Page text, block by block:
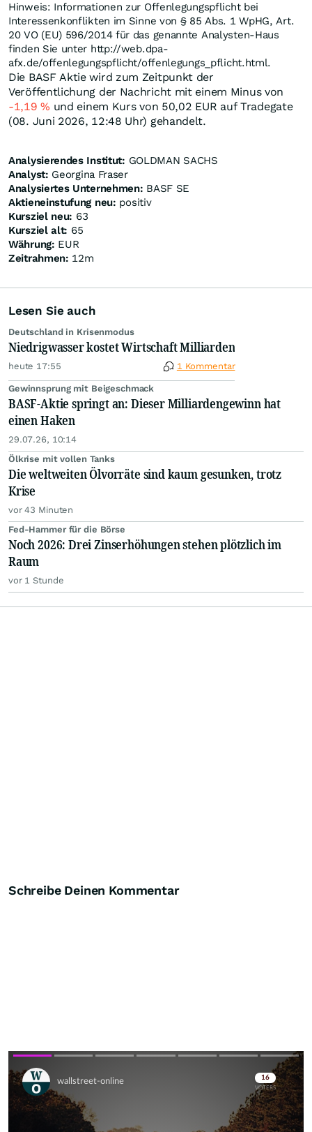
Hinweis: Informationen zur Offenlegungspflicht bei
Interessenkonflikten im Sinne von § 85 Abs. 1 WpHG, Art.
20 VO (EU) 596/2014 für das genannte Analysten-Haus
finden Sie unter http://web.dpa-
afx.de/offenlegungspflicht/offenlegungs_pflicht.html.
Die BASF Aktie wird zum Zeitpunkt der
Veröffentlichung der Nachricht mit einem Minus von
-1,19% und einem Kurs von 50,02 EUR auf Tradegate
(08. Juni 2026, 12:48 Uhr) gehandelt.
Analysierendes Institut: GOLDMAN SACHS
Analyst: Georgina Fraser
Analysiertes Unternehmen: BASF SE
Aktieneinstufung neu: positiv
Kursziel neu: 63
Kursziel alt: 65
Währung: EUR
Zeitrahmen: 12m
Lesen Sie auch
Deutschland in Krisenmodus
Niedrigwasser kostet Wirtschaft Milliarden
heute 17:55 1 Kommentar
Gewinnsprung mit Beigeschmack
BASF-Aktie springt an: Dieser Milliardengewinn hat
einen Haken
29.07.26, 10:14
Ölkrise mit vollen Tanks
Die weltweiten Ölvorräte sind kaum gesunken, trotz
Krise
vor 43 Minuten
Fed-Hammer für die Börse
Noch 2026: Drei Zinserhöhungen stehen plötzlich im
Raum
vor 1 Stunde
Schreibe Deinen Kommentar
Skip